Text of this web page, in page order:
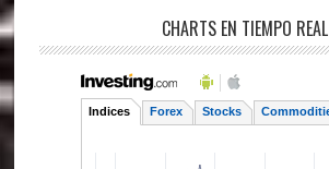
CHARTS EN TIEMPO REAL